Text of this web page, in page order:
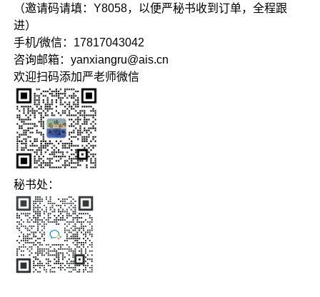
（邀请码请填：Y8058，以便严秘书收到订单，全程跟
进）
手机/微信：17817043042
咨询邮箱：yanxiangru@ais.cn
欢迎扫码添加严老师微信
秘书处：